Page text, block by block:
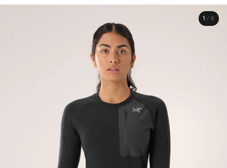
1 / 6